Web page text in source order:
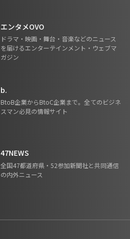
エンタメOVO
ドラマ・映画・舞台・音楽などのニュース
を届けるエンターテインメント・ウェブマ
ガジン
b.
BtoB企業からBtoC企業まで。全てのビジネ
スマン必見の情報サイト
47NEWS
全国47都道府県・52参加新聞社と共同通信
の内外ニュース